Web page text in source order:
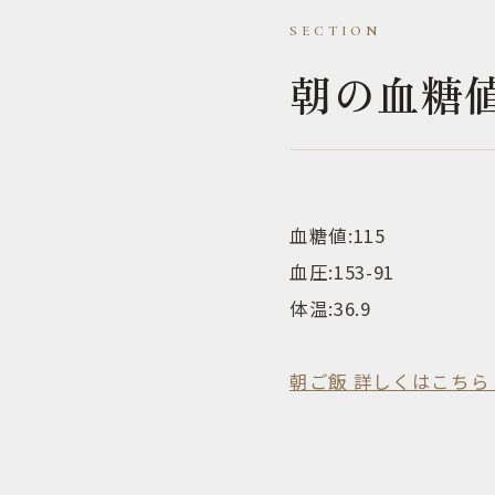
朝の血糖
血糖値:115
血圧:153-91
体温:36.9
朝ご飯 詳しくはこちら